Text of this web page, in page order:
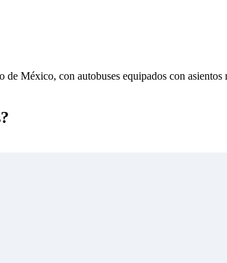
México, con autobuses equipados con